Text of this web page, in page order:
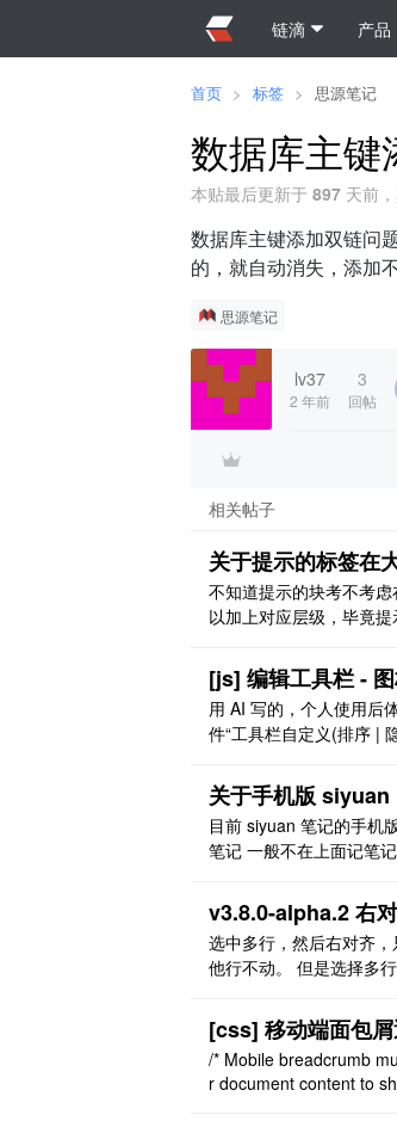
链滴 产品
首页 > 标签 > 思源笔记
数据库主键
本贴最后更新于 897 天前
数据库主键添加双链问
的，就自动消失，添加
思源笔记
lv37
2 年前
3
回帖
相关帖子
关于提示的标签在
不知道提示的块考不考
以加上对应层级，毕竟
[js] 编辑工具栏 -
用 AI 写的，个人使用后
件“工具栏自定义(排序 |
具栏 - ..
关于手机版 siyuan
目前 siyuan 笔记的手机
笔记 一般不在上面记笔
页面（类似浏览器）来
本里面有文档，文档里面
并没有提供返回键 也就
中的某个文档，再从文档
v3.8.0-alpha.2 右
选中多行，然后右对齐
他行不动。 但是选择多
[css] 移动端面包
/* Mobile breadcrumb
r document content to